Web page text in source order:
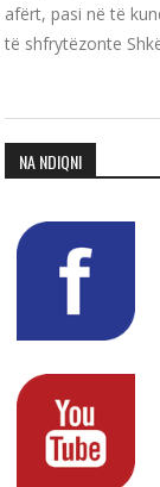
afërt, pasi në të
të shfrytëzonte
NA NDIQNI